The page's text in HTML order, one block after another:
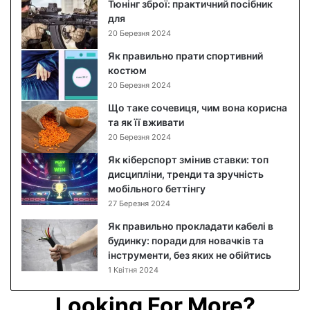
с
а
л
а
т
:
п
о
к
р
о
к
о
в
и
й
р
е
е
Тюнінг зброї: практичний посібник
для
20 Березня 2024
Як правильно прати спортивний
костюм
20 Березня 2024
Що таке сочевиця, чим вона корисна
та як її вживати
20 Березня 2024
Як кіберспорт змінив ставки: топ
дисципліни, тренди та зручність
мобільного беттінгу
27 Березня 2024
Як правильно прокладати кабелі в
будинку: поради для новачків та
інструменти, без яких не обійтись
1 Квітня 2024